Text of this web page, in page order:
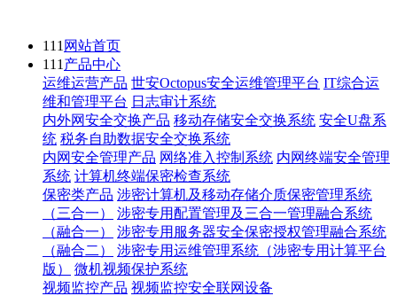
111 网站首页
111 产品中心
运维运营产品 世安Octopus安全运维管理平台 IT综合运
维和管理平台 日志审计系统
内外网安全交换产品 移动存储安全交换系统 安全U盘系
统 税务自助数据安全交换系统
内网安全管理产品 网络准入控制系统 内网终端安全管理
系统 计算机终端保密检查系统
保密类产品 涉密计算机及移动存储介质保密管理系统
（三合一）
涉密专用配置管理及三合一管理融合系统
（融合一）
涉密专用服务器安全保密授权管理融合系统
（融合二）
涉密专用运维管理系统（涉密专用计算平台
版）
微机视频保护系统
视频监控产品 视频监控安全联网设备